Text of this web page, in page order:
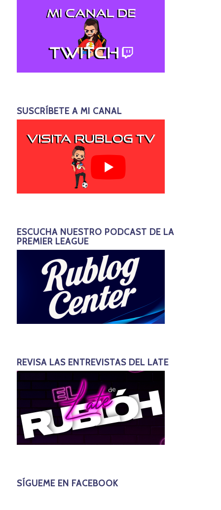
SUSCRÍBETE A MI CANAL
ESCUCHA NUESTRO PODCAST DE LA
PREMIER LEAGUE
REVISA LAS ENTREVISTAS DEL LATE
SÍGUEME EN FACEBOOK